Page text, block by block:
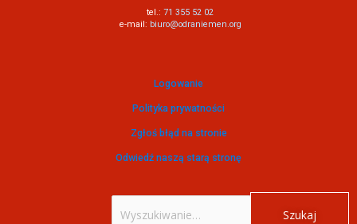
tel.: 71 355 52 02
e-mail: biuro@odraniemen.org
Logowanie
Polityka prywatności
Zgłoś błąd na stronie
Odwiedź naszą starą stronę
Szukaj
dla: